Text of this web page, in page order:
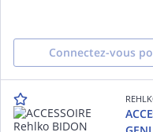
Connectez-vous